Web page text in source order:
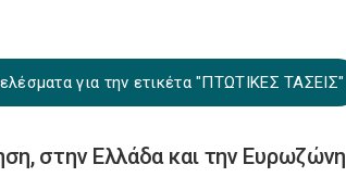
για την ετικέτα "ΠΤΩΤΙΚΕΣ ΤΑΣΕΙΣ"
στην Ελλάδα και την Ευρωζώνη